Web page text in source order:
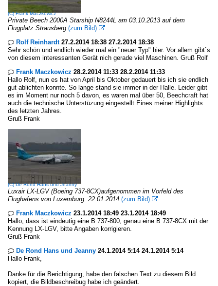
(C)Frank Maczkowicz
Private Beech 2000A Starship N8244L am 03.10.2013 auf dem
Flugplatz Strausberg (zum Bild) 
 Rolf Reinhardt27.2.2014 18:38 27.2.2014 18:38
Sehr schön und endlich wieder mal ein "neuer Typ" hier. Vor allem gibt`s
von diesem interessanten Gerät nich gerade viel Maschinen. Gruß Rolf
 Frank Maczkowicz 28.2.2014 11:33 28.2.2014 11:33
Hallo Rolf, nun es hat von April bis Oktober gedauert bis ich sie endlich
gut ablichten konnte. So lange stand sie immer in der Halle. Leider gibt
es im Moment nur noch 5 davon, es waren mal über 50, Beechcraft hat
auch die technische Unterstüzung eingestellt.Eines meiner Highlights
des letzten Jahres.
Gruß Frank
(C)De Rond Hans und Jeanny
Luxair LX-LGV (Boeing 737-8CX)aufgenommen im Vorfeld des
Flughafens von Luxemburg. 22.01.2014 (zum Bild) 
 Frank Maczkowicz 23.1.2014 18:49 23.1.2014 18:49
Hallo, dass ist eindeutig eine B 737-800, genau eine B 737-8CX mit der
Kennung LX-LGV, bitte Angaben korrigieren.
Gruß Frank
 De Rond Hans und Jeanny 24.1.2014 5:14 24.1.2014 5:14
Hallo Frank,
Danke für die Berichtigung, habe den falschen Text zu diesem Bild
kopiert, die Bildbeschreibug habe ich geändert.